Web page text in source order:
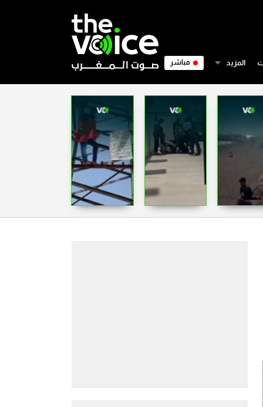
المزيد مباشر